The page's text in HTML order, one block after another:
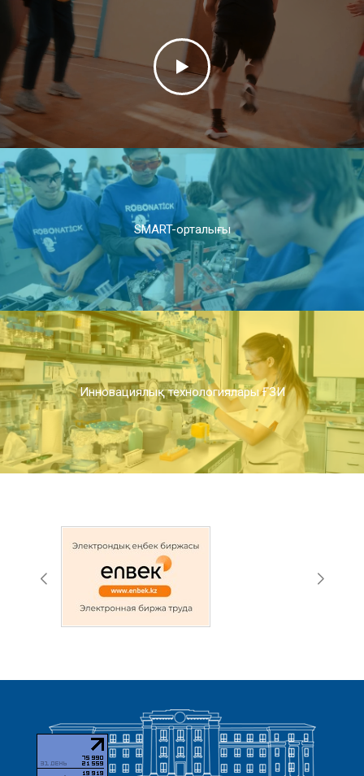
SMART-орталығы
Инновациялық технологиялары ҒЗИ